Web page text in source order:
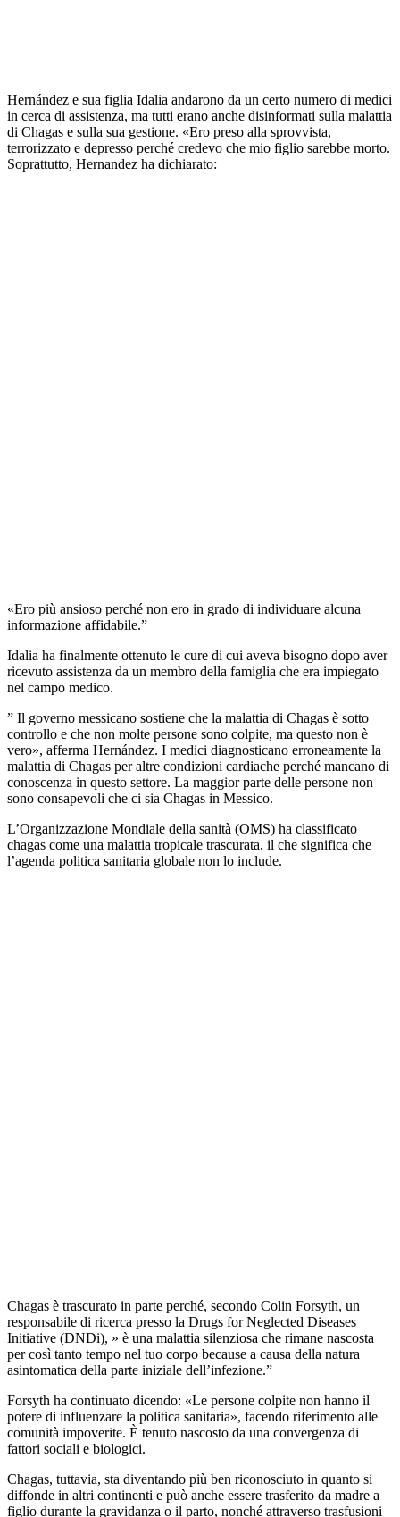
Hernández e sua figlia Idalia andarono da un certo numero di medici
in cerca di assistenza, ma tutti erano anche disinformati sulla malattia
di Chagas e sulla sua gestione. «Ero preso alla sprovvista,
terrorizzato e depresso perché credevo che mio figlio sarebbe morto.
Soprattutto, Hernandez ha dichiarato:
«Ero più ansioso perché non ero in grado di individuare alcuna
informazione affidabile.”
Idalia ha finalmente ottenuto le cure di cui aveva bisogno dopo aver
ricevuto assistenza da un membro della famiglia che era impiegato
nel campo medico.
” Il governo messicano sostiene che la malattia di Chagas è sotto
controllo e che non molte persone sono colpite, ma questo non è
vero», afferma Hernández. I medici diagnosticano erroneamente la
malattia di Chagas per altre condizioni cardiache perché mancano di
conoscenza in questo settore. La maggior parte delle persone non
sono consapevoli che ci sia Chagas in Messico.
L’Organizzazione Mondiale della sanità (OMS) ha classificato
chagas come una malattia tropicale trascurata, il che significa che
l’agenda politica sanitaria globale non lo include.
Chagas è trascurato in parte perché, secondo Colin Forsyth, un
responsabile di ricerca presso la Drugs for Neglected Diseases
Initiative (DNDi), » è una malattia silenziosa che rimane nascosta
per così tanto tempo nel tuo corpo because a causa della natura
asintomatica della parte iniziale dell’infezione.”
Forsyth ha continuato dicendo: «Le persone colpite non hanno il
potere di influenzare la politica sanitaria», facendo riferimento alle
comunità impoverite. È tenuto nascosto da una convergenza di
fattori sociali e biologici.
Chagas, tuttavia, sta diventando più ben riconosciuto in quanto si
diffonde in altri continenti e può anche essere trasferito da madre a
figlio durante la gravidanza o il parto, nonché attraverso trasfusioni